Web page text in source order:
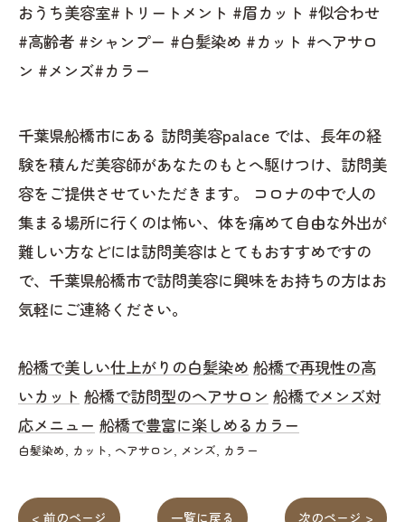
おうち美容室#トリートメント #眉カット #似合わせ
#高齢者 #シャンプー #白髪染め #カット #ヘアサロ
ン #メンズ#カラー
千葉県船橋市にある 訪問美容palace では、長年の経
験を積んだ美容師があなたのもとへ駆けつけ、訪問美
容をご提供させていただきます。 コロナの中で人の
集まる場所に行くのは怖い、体を痛めて自由な外出が
難しい方などには訪問美容はとてもおすすめですの
で、千葉県船橋市で訪問美容に興味をお持ちの方はお
気軽にご連絡ください。
船橋で美しい仕上がりの白髪染め 船橋で再現性の高
いカット 船橋で訪問型のヘアサロン 船橋でメンズ対
応メニュー 船橋で豊富に楽しめるカラー
白髪染め カット ヘアサロン メンズ カラー
< 前のページ 一覧に戻る 次のページ >